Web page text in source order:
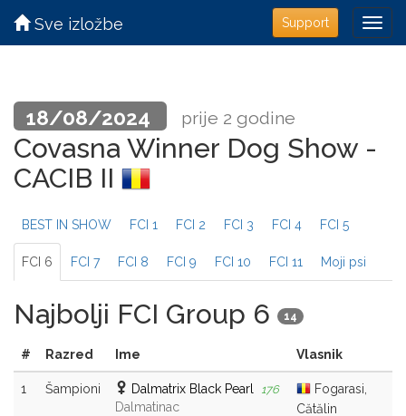
Support
Sve izložbe
18/08/2024 prije 2 godine
Covasna Winner Dog Show -
CACIB II
BEST IN SHOW FCI 1 FCI 2 FCI 3 FCI 4 FCI 5
FCI 6 FCI 7 FCI 8 FCI 9 FCI 10 FCI 11 Moji psi
Najbolji FCI Group 6 14
# Razred Ime Vlasnik
1 Šampioni Dalmatrix Black Pearl 176
Dalmatinac
Fogarasi,
Cătălin